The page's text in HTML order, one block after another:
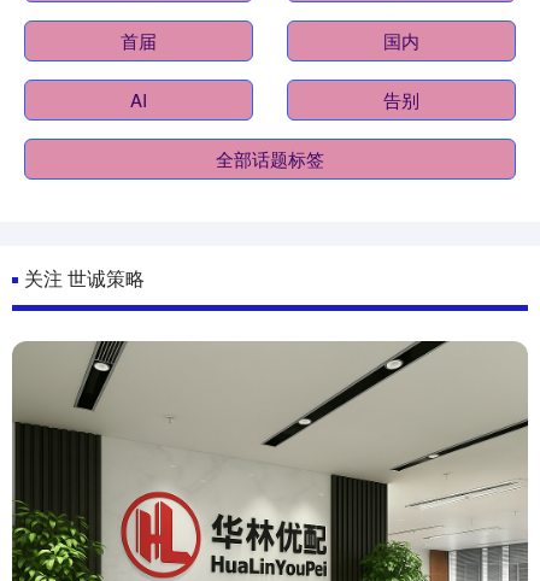
首届 国内
AI 告别
全部话题标签
关注 世诚策略